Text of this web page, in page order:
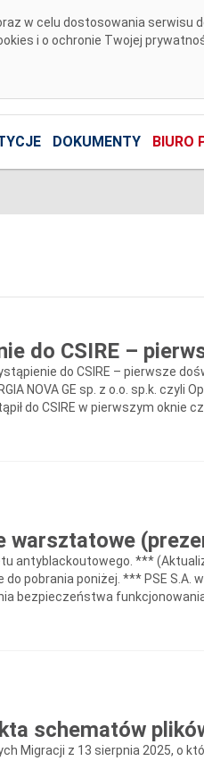
w celu dostosowania serwisu
i o ochronie Twojej
DOKUMENTY BIURO
do CSIRE –
do CSIRE – pierwsze
NOVA GE sp. z o.o. sp.k. czyli
do CSIRE w pierwszym oknie
warsztatowe
antyblackoutowego. ***
pobrania poniżej. *** PSE S.A.
bezpieczeństwa
schematów
Migracji z 13 sierpnia 2025, o